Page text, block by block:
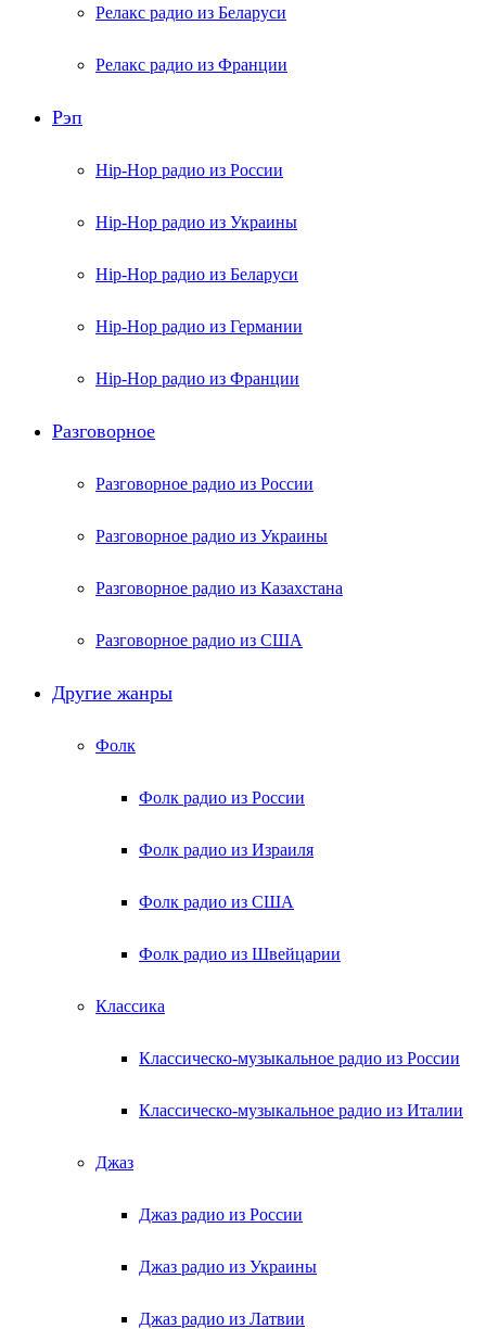
Релакс радио из Беларуси
Релакс радио из Франции
Рэп
Hip-Hop радио из России
Hip-Hop радио из Украины
Hip-Hop радио из Беларуси
Hip-Hop радио из Германии
Hip-Hop радио из Франции
Разговорное
Разговорное радио из России
Разговорное радио из Украины
Разговорное радио из Казахстана
Разговорное радио из США
Другие жанры
Фолк
Фолк радио из России
Фолк радио из Израиля
Фолк радио из США
Фолк радио из Швейцарии
Классика
Классическо-музыкальное радио из России
Классическо-музыкальное радио из Италии
Джаз
Джаз радио из России
Джаз радио из Украины
Джаз радио из Латвии